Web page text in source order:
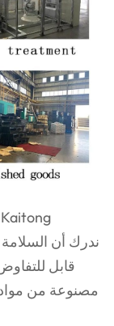
قابل
مصنوعة من مواد